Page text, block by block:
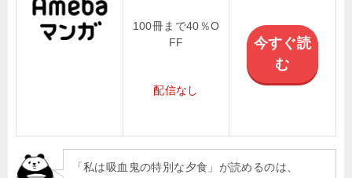
100冊まで40％O
FF
配信なし
今すぐ読
む
「私は吸血鬼の特別な夕食」が読めるのは、